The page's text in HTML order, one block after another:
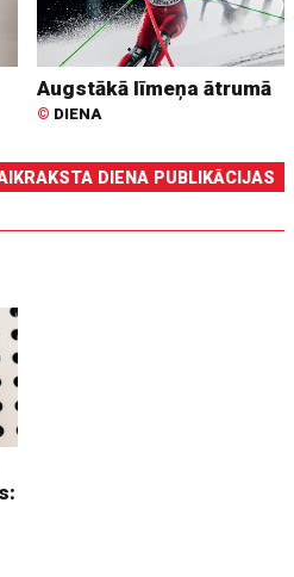
Augstākā līmeņa ātrumā
© DIENA
DIENA PUBLIKĀCIJAS